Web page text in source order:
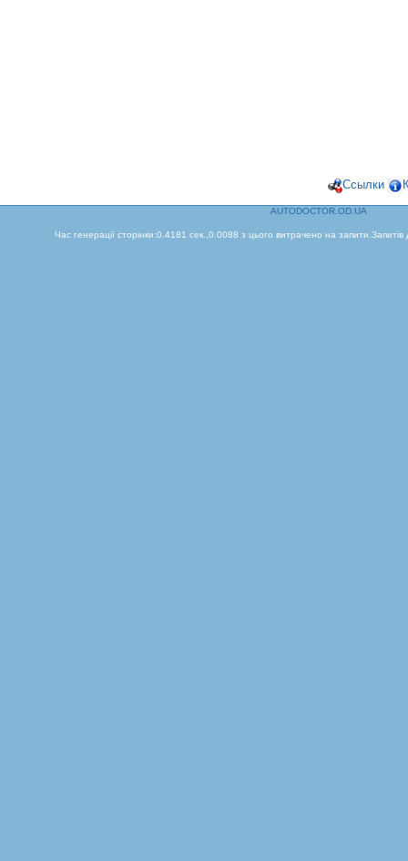
Ссылки
AUTODOCTOR.OD.UA
Час генерації сторінки:0.4181 сек.,0.0088 з цього витрачено на